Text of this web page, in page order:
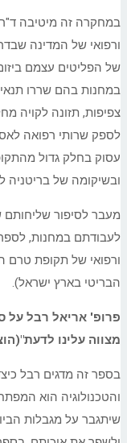
במחקרה זה מיטיבה
ורפואי של המדינה
של הפליטים עצמם
במחנות בהם שררו
צפיפות, תזונה לקויה
לספק שרותי רפואה
עסוק בחלק גדול
ובשיקומה של בריטניה
מעבר לסיפור שליחותם
לעבודתם במחנות,
ורפואי של תקופת
הבריטי בארץ ישראל).
פרופ' אריאל רבל על
מצווה עלינו לדעת"(הוצאת
בספר זה מדגים רבל
שיתגבר על מגבלות